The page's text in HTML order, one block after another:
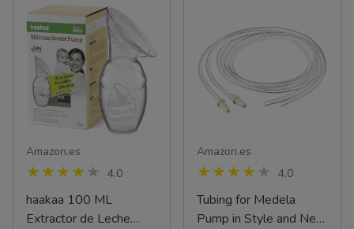
Amazon.es
4.0
haakaa 100 ML
Extractor de Leche
Amazon.es
4.0
Tubing for Medela
Pump in Style and New